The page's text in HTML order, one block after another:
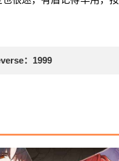
：1999